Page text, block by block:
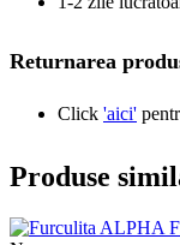
Returnarea
Click 'aici'
Produse